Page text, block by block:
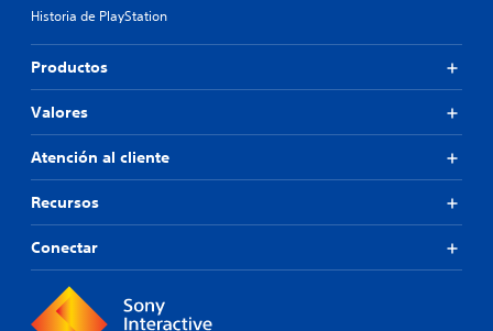
Historia de PlayStation
Productos
Valores
Atención al cliente
Recursos
Conectar